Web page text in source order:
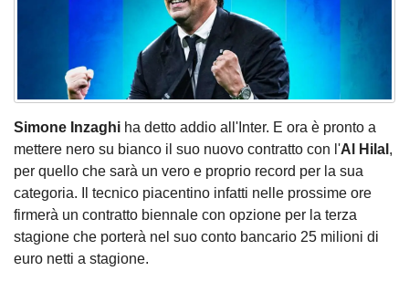
Simone Inzaghi ha detto addio all'Inter. E ora è pronto a
mettere nero su bianco il suo nuovo contratto con l'Al Hilal ,
per quello che sarà un vero e proprio record per la sua
categoria. Il tecnico piacentino infatti nelle prossime ore
firmerà un contratto biennale con opzione per la terza
stagione che porterà nel suo conto bancario 25 milioni di
euro netti a stagione.